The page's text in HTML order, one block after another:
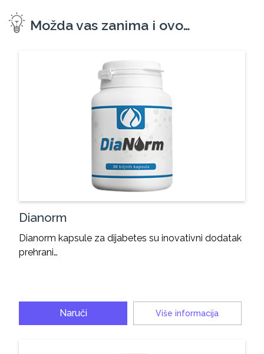
Možda vas zanima i ovo…
Dianorm
Dianorm kapsule za dijabetes su inovativni dodatak
prehrani…
Naruči Više informacija